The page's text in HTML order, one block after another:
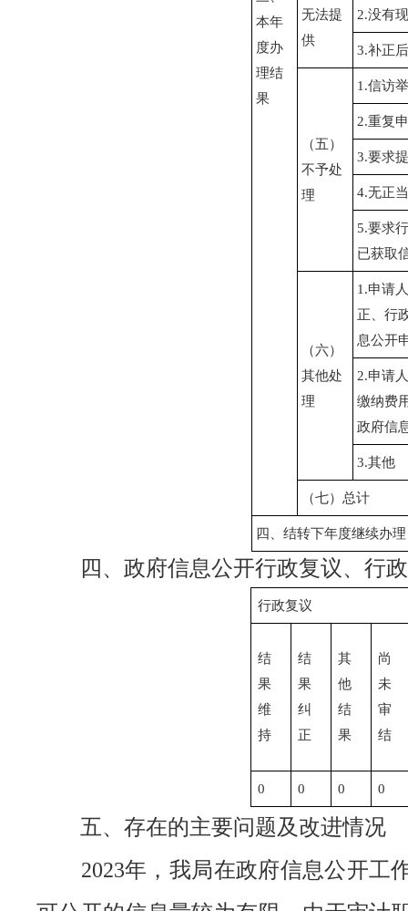
本年
度办
理结
果
无法提
供
2.没有
3.补正
（五）
不予处
理
1.信访
2.重复
3.要求
4.无正
5.要求
已获取
（六）
其他处
理
1.申请
正、行
息公开
2.申请
缴纳费
政府信
3.其他
（七）总计
四、结转下年度继续办理
四、政府信息公开行政复议、行政
行政复议
结
果
维
持
结
果
纠
正
其
他
结
果
尚
未
审
结
0 0 0 0
五、存在的主要问题及改进情况
2023年，我局在政府信息公开工作